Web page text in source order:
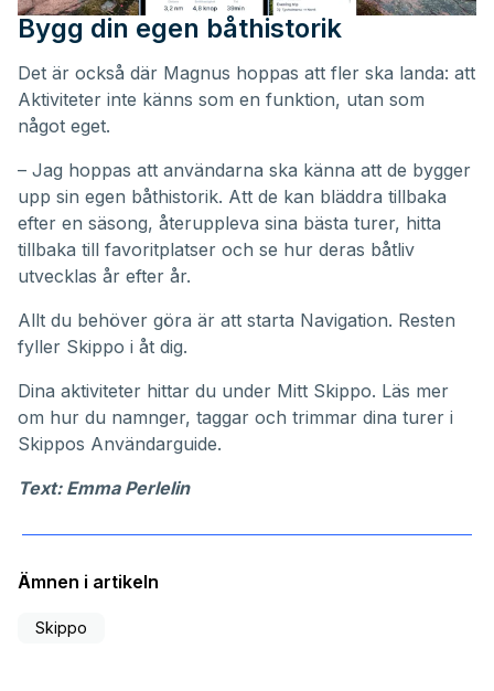
Bygg din egen båthistorik
Det är också där Magnus hoppas att fler ska landa: att
Aktiviteter inte känns som en funktion, utan som
något eget.
– Jag hoppas att användarna ska känna att de bygger
upp sin egen båthistorik. Att de kan bläddra tillbaka
efter en säsong, återuppleva sina bästa turer, hitta
tillbaka till favoritplatser och se hur deras båtliv
utvecklas år efter år.
Allt du behöver göra är att starta Navigation. Resten
fyller Skippo i åt dig.
Dina aktiviteter hittar du under Mitt Skippo. Läs mer
om hur du namnger, taggar och trimmar dina turer i
Skippos Användarguide.
Text: Emma Perlelin
Ämnen i artikeln
Skippo